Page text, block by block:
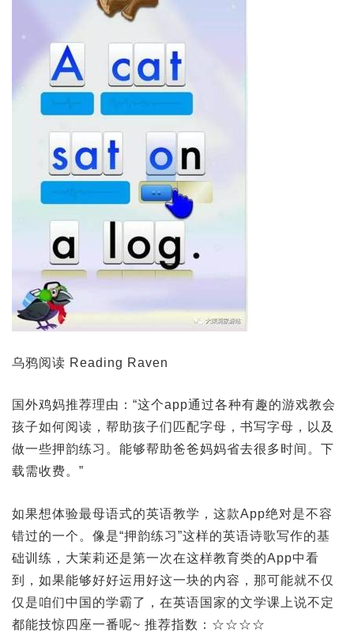
乌鸦阅读 Reading Raven
国外鸡妈推荐理由：“这个app通过各种有趣的游戏教会
孩子如何阅读，帮助孩子们匹配字母，书写字母，以及
做一些押韵练习。能够帮助爸爸妈妈省去很多时间。下
载需收费。”
如果想体验最母语式的英语教学，这款App绝对是不容
错过的一个。像是“押韵练习”这样的英语诗歌写作的基
础训练，大茉莉还是第一次在这样教育类的App中看
到，如果能够好好运用好这一块的内容，那可能就不仅
仅是咱们中国的学霸了，在英语国家的文学课上说不定
都能技惊四座一番呢~ 推荐指数：☆☆☆☆